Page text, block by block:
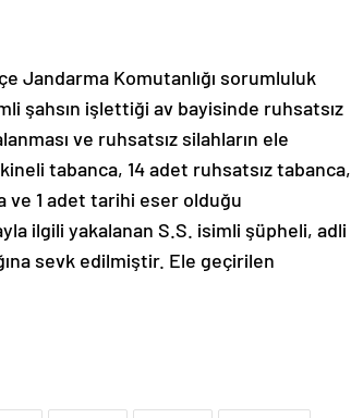
Jandarma Komutanlığı sorumluluk
şahsın işlettiği av bayisinde ruhsatsız
ve ruhsatsız silahların ele
tabanca, 14 adet ruhsatsız tabanca,
ve 1 adet tarihi eser olduğu
ilgili yakalanan S.S. isimli şüpheli, adli
sevk edilmiştir. Ele geçirilen